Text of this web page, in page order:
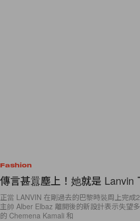
Fashion
傳言甚囂塵上！她就是 Lanvin
正當 LANVIN 在剛過去的巴黎時裝周上完
主帥 Alber Elbaz 離開後的新設計表示失望
的 Chemena Kamali 和